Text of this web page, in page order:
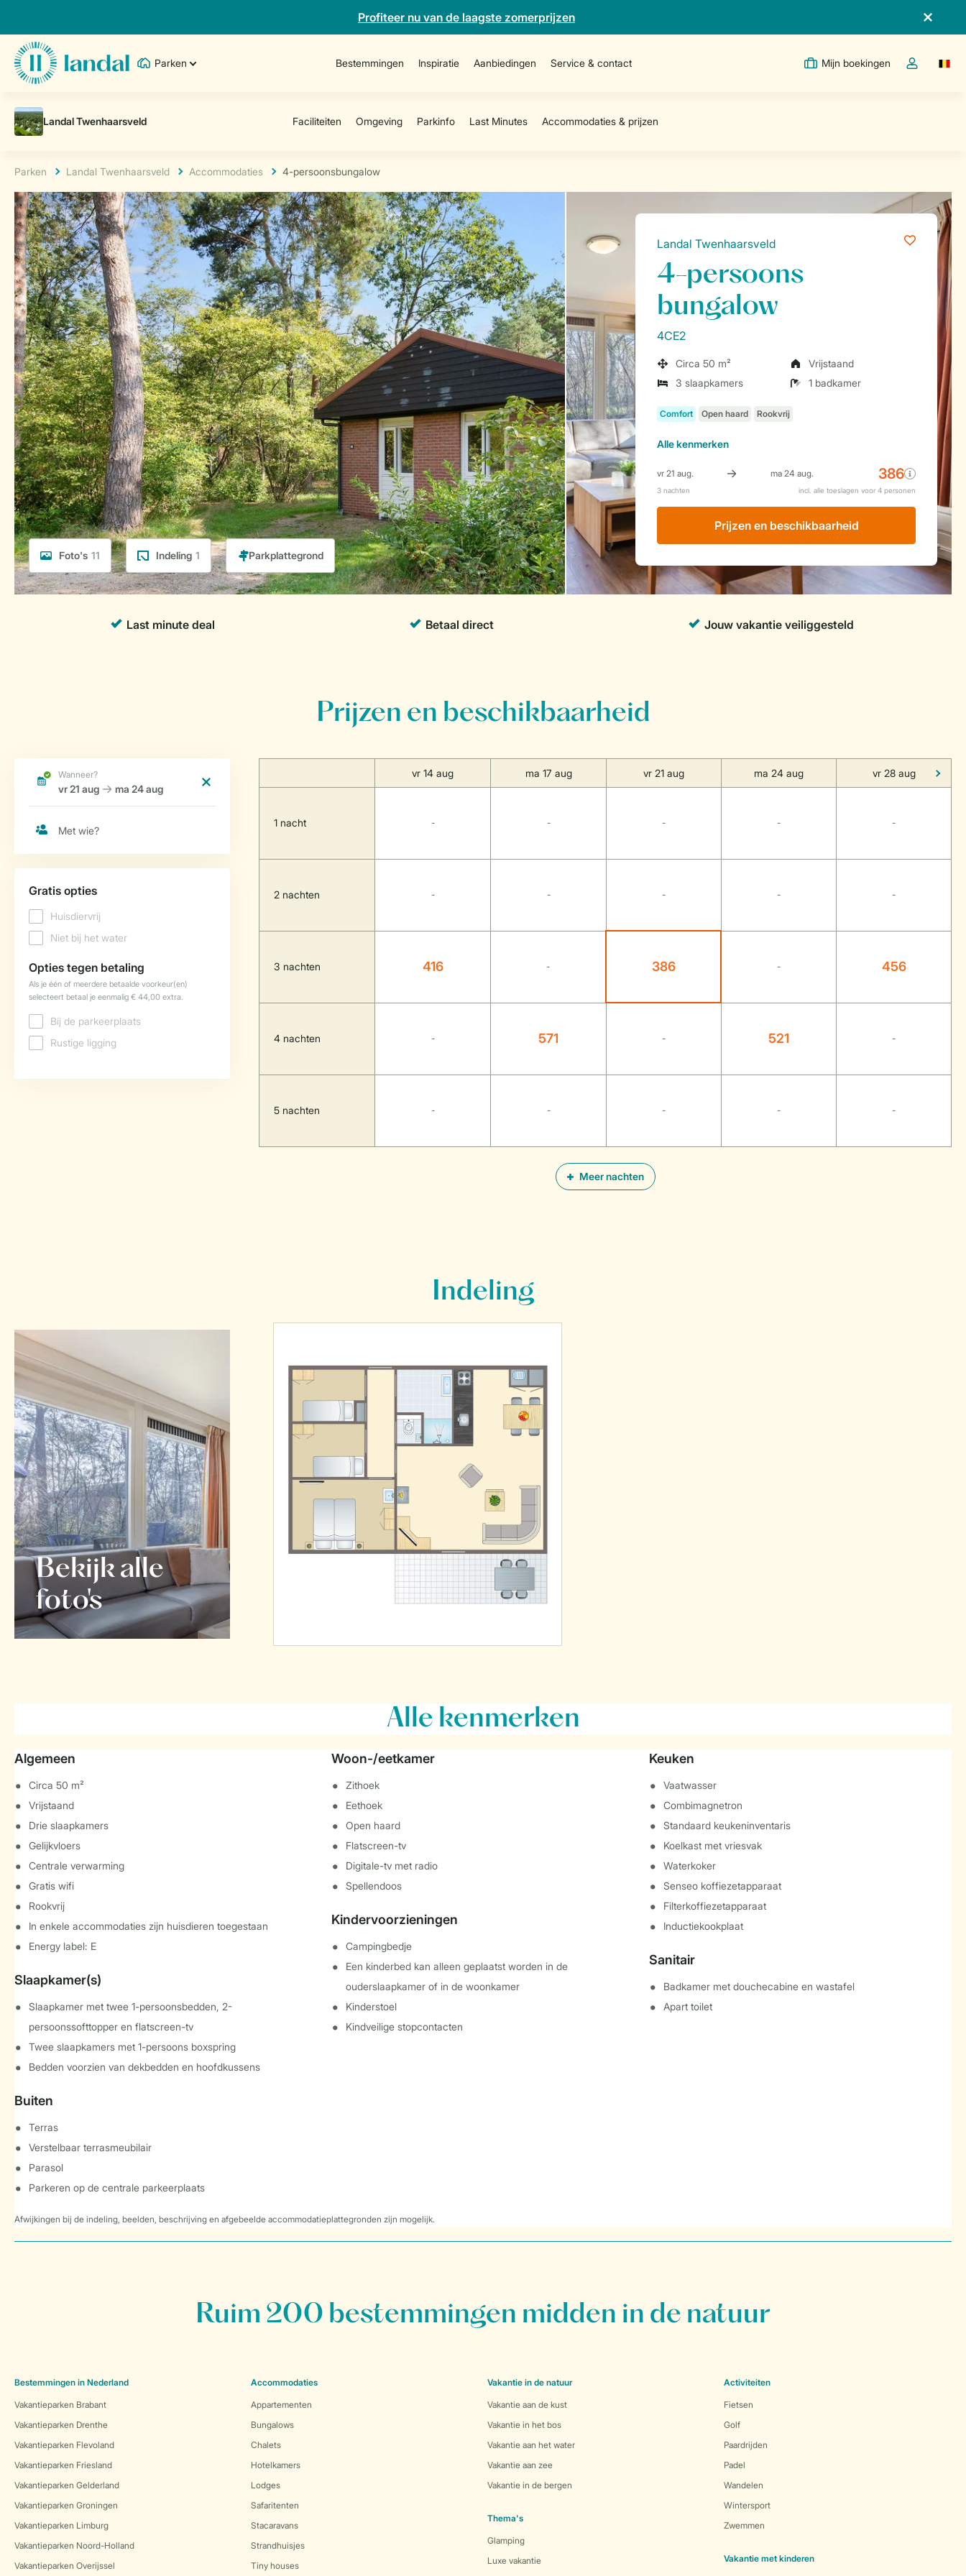
Profiteer nu van de laagste zomerprijzen
Parken Bestemmingen Inspiratie Aanbiedingen Service & contact Mijn boekingen
Open de
Parken Landal Twenhaarsveld Accommodaties 4-persoonsbungalow
Foto's 11 Indeling 1
Landal Twenhaarsveld
4-persoons
bungalow
4CE2
Circa 50 m²
Vrijstaand
3 slaapkamers
1 badkamer
Allekenmerken
Prijzen en beschikbaarheid
Prijzen en beschikbaarheid
Meer nachten
vr 14 aug ma 17 aug vr 21 aug ma 24 aug vr 28 aug
1 nacht - - - - -
2 nachten - - - - -
3 nachten 416 - 386 - 456
4 nachten - 571 - 521 -
5 nachten - - - - -
Indeling
Bekijk alle
foto's
Alle kenmerken
Algemeen
Circa 50 m²
Vrijstaand
Drie slaapkamers
Gelijkvloers
Centrale verwarming
Gratis wifi
Rookvrij
In enkele accommodaties zijn huisdieren toegestaan
Energy label: E
Slaapkamer(s)
Slaapkamer met twee 1-persoonsbedden, 2-
persoonssofttopper en flatscreen-tv
Twee slaapkamers met 1-persoons boxspring
Bedden voorzien van dekbedden en hoofdkussens
Buiten
Terras
Verstelbaar terrasmeubilair
Parasol
Parkeren op de centrale parkeerplaats
Woon-/eetkamer
Zithoek
Eethoek
Open haard
Flatscreen-tv
Digitale-tv met radio
Spellendoos
Kindervoorzieningen
Campingbedje
Een kinderbed kan alleen geplaatst worden in de
ouderslaapkamer of in de woonkamer
Kinderstoel
Kindveilige stopcontacten
Keuken
Vaatwasser
Combimagnetron
Standaard keukeninventaris
Koelkast met vriesvak
Waterkoker
Senseo koffiezetapparaat
Filterkoffiezetapparaat
Inductiekookplaat
Sanitair
Badkamer met douchecabine en wastafel
Apart toilet
Afwijkingen bij de indeling, beelden, beschrijving en afgebeelde accommodatieplattegronden zijn mogelijk.
Ruim 200 bestemmingen midden in de natuur
Bestemmingen in Nederland
Vakantieparken Brabant
Vakantieparken Drenthe
Vakantieparken Flevoland
Vakantieparken Friesland
Vakantieparken Gelderland
Vakantieparken Groningen
Vakantieparken Limburg
Vakantieparken Noord-Holland
Vakantieparken Overijssel
Accommodaties
Appartementen
Bungalows
Chalets
Hotelkamers
Lodges
Safaritenten
Stacaravans
Strandhuisjes
Tiny houses
Vakantie in de natuur
Vakantie aan de kust
Vakantie in het bos
Vakantie aan het water
Vakantie aan zee
Vakantie in de bergen
Thema's
Glamping
Luxe vakantie
Activiteiten
Fietsen
Golf
Paardrijden
Padel
Wandelen
Wintersport
Zwemmen
Vakantie met kinderen